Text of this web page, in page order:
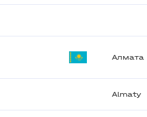
Алмата
Almaty